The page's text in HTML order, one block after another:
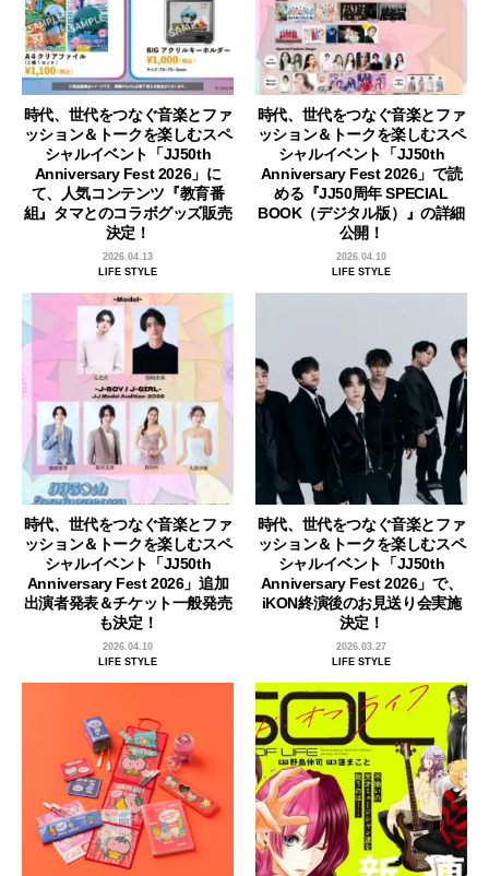
時代、世代をつなぐ音楽とファ
ッション＆トークを楽しむスペ
シャルイベント「JJ50th
Anniversary Fest 2026」に
て、人気コンテンツ『教育番
組』タマとのコラボグッズ販売
決定！
2026.04.13
LIFE STYLE
時代、世代をつなぐ音楽とファ
ッション＆トークを楽しむスペ
シャルイベント「JJ50th
Anniversary Fest 2026」で読
める『JJ50周年 SPECIAL
BOOK（デジタル版）』の詳細
公開！
2026.04.10
LIFE STYLE
時代、世代をつなぐ音楽とファ
ッション＆トークを楽しむスペ
シャルイベント「JJ50th
Anniversary Fest 2026」追加
出演者発表＆チケット一般発売
も決定！
2026.04.10
LIFE STYLE
時代、世代をつなぐ音楽とファ
ッション＆トークを楽しむスペ
シャルイベント「JJ50th
Anniversary Fest 2026」で、
iKON終演後のお見送り会実施
決定！
2026.03.27
LIFE STYLE